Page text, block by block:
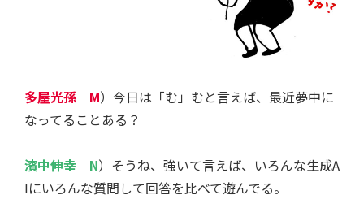
多屋光孫 M）今日は「む」むと言えば、最近夢中に
なってることある？
濱中伸幸 N）そうね、強いて言えば、いろんな生成A
Iにいろんな質問して回答を比べて遊んでる。